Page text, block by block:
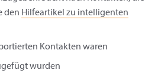
den Hilfeartikel zu intelligenten
Kontakten waren
wurden